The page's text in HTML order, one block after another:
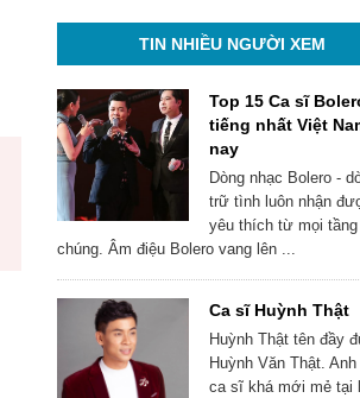
TIN NHIỀU NGƯỜI XEM
Top 15 Ca sĩ
tiếng nhất Việt
nay
Dòng nhạc Bolero -
trữ tình luôn nhận
yêu thích từ mọi
chúng. Âm điệu Bolero vang lên ...
Ca sĩ Huỳnh Thật
Huỳnh Thật tên đầy
Huỳnh Văn Thật. Anh
ca sĩ khá mới mẻ tại